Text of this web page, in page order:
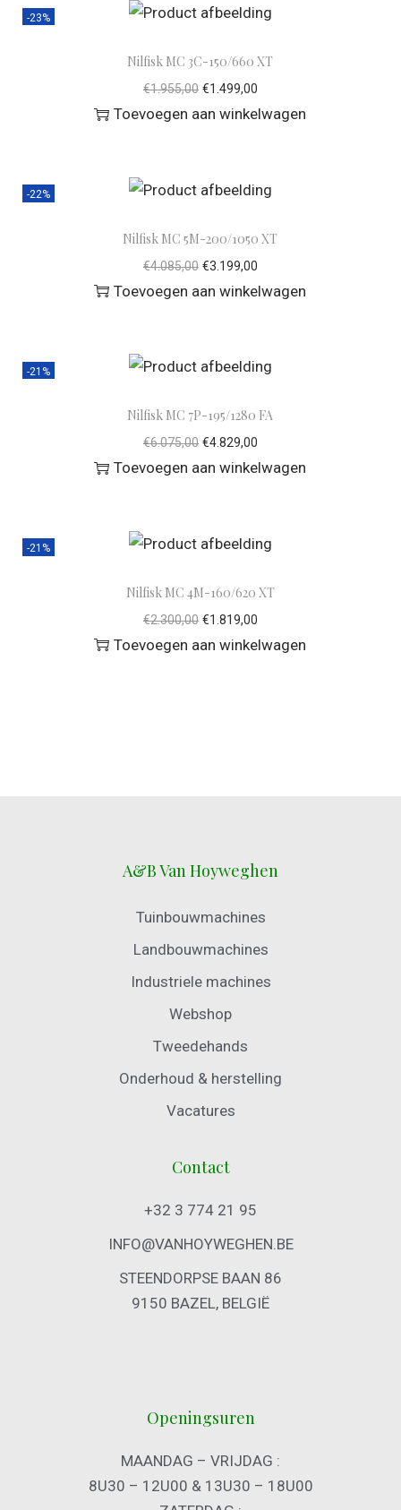
-23%
Nilfisk MC 3C-150/660 XT
€1.955,00 €1.499,00
Toevoegen aan winkelwagen
-22%
Nilfisk MC 5M-200/1050 XT
€4.085,00 €3.199,00
Toevoegen aan winkelwagen
-21%
Nilfisk MC 7P-195/1280 FA
€6.075,00 €4.829,00
Toevoegen aan winkelwagen
-21%
Nilfisk MC 4M-160/620 XT
€2.300,00 €1.819,00
Toevoegen aan winkelwagen
A&B Van Hoyweghen
Tuinbouwmachines
Landbouwmachines
Industriele machines
Webshop
Tweedehands
Onderhoud & herstelling
Vacatures
Contact
+32 3 774 21 95
INFO@VANHOYWEGHEN.BE
STEENDORPSE BAAN 86
9150 BAZEL, BELGIË
Openingsuren
MAANDAG – VRIJDAG :
8U30 – 12U00 & 13U30 – 18U00